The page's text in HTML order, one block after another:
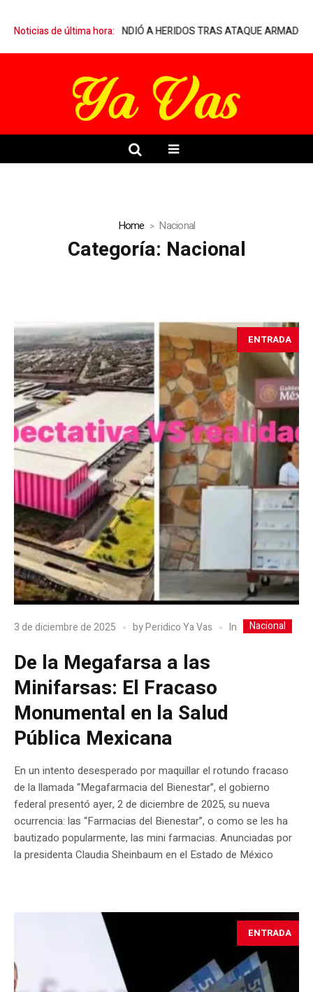
Noticias de última hora:
QUE ATENDIÓ A HERIDOS TRAS ATAQUE ARMADO EN
Home Nacional
Categoría: Nacional
ENTRADA
3 de diciembre de 2025 byPeridico Ya Vas In Nacional
De la Megafarsa a las
Minifarsas: El Fracaso
Monumental en la Salud
Pública Mexicana
En un intento desesperado por maquillar el rotundo fracaso
de la llamada “Megafarmacia del Bienestar”, el gobierno
federal presentó ayer, 2 de diciembre de 2025, su nueva
ocurrencia: las “Farmacias del Bienestar”, o como se les ha
bautizado popularmente, las mini farmacias. Anunciadas por
la presidenta Claudia Sheinbaum en el Estado de México
ENTRADA